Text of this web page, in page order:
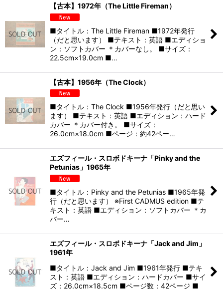
並び順:
絞り込む
【古本】1972年（The Little Fireman）
■タイトル：The Little Fireman ■1972年発行
（だと思います） ■テキスト：英語 ■エディショ
ン：ソフトカバー ＊カバーなし。 ■サイズ：
22.5cm×19.0cm ■…
【古本】1956年（The Clock）
■タイトル：The Clock ■1956年発行（だと思い
ます） ■テキスト：英語 ■エディション：ハード
カバー ＊カバー付き。 ■サイズ：
26.0cm×18.0cm ■ページ：約42ペー…
エズフィール・スロボドキーナ「Pinky and the
Petunias」1965年
■タイトル：Pinky and the Petunias ■1965年発
行（だと思います） ※First CADMUS edition ■テ
キスト：英語 ■エディション：ソフトカバー ＊カ
バー…
エズフィール・スロボドキーナ「Jack and Jim」
1961年
■タイトル：Jack and Jim ■1961年発行 ■テキ
スト：英語 ■エディション：ハードカバー ■サイ
ズ：26.0cm×18.5cm ■ページ数：42ページ ■